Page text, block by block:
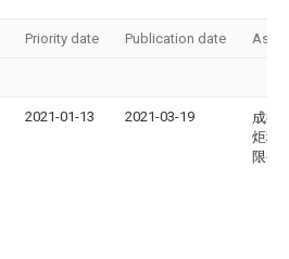
Priority date Publication date
2021-01-13 2021-03-19
成都
炬科
限公